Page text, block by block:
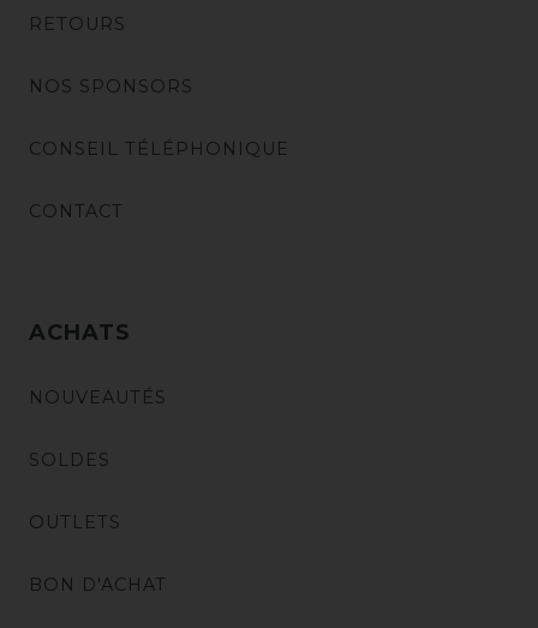
RETOURS
NOS SPONSORS
CONSEIL TÉLÉPHONIQUE
CONTACT
ACHATS
NOUVEAUTÉS
SOLDES
OUTLETS
BON D'ACHAT